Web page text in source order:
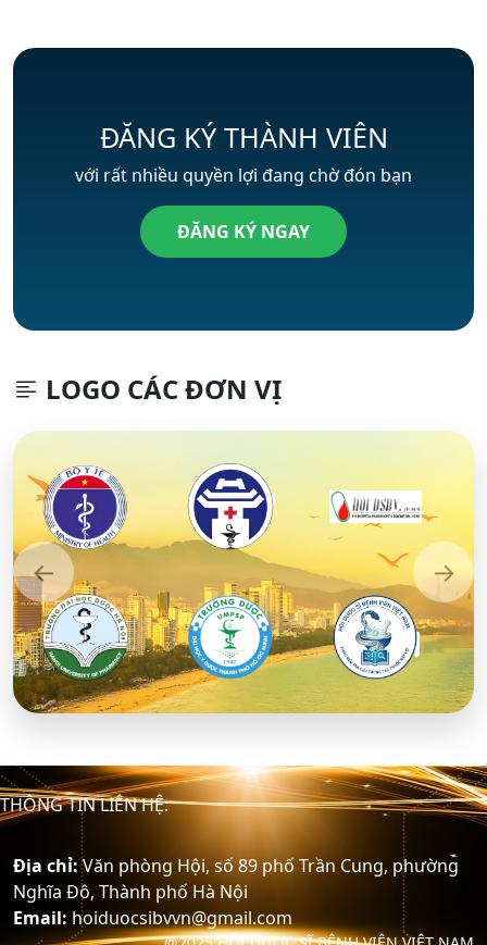
ĐĂNG KÝ THÀNH VIÊN
với rất nhiều quyền lợi đang chờ đón bạn
ĐĂNG KÝ NGAY
LOGO CÁC ĐƠN VỊ
←Previous →Next
THÔNG TIN LIÊN HỆ:
Địa chỉ:Văn phòng Hội, số 89 phố Trần Cung, phường
Nghĩa Đô, Thành phố Hà Nội
Email: hoiduocsibvvn@gmail.com